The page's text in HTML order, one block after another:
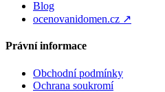
Blog
ocenovanidomen.cz ↗
Právní informace
Obchodní podmínky
Ochrana soukromí